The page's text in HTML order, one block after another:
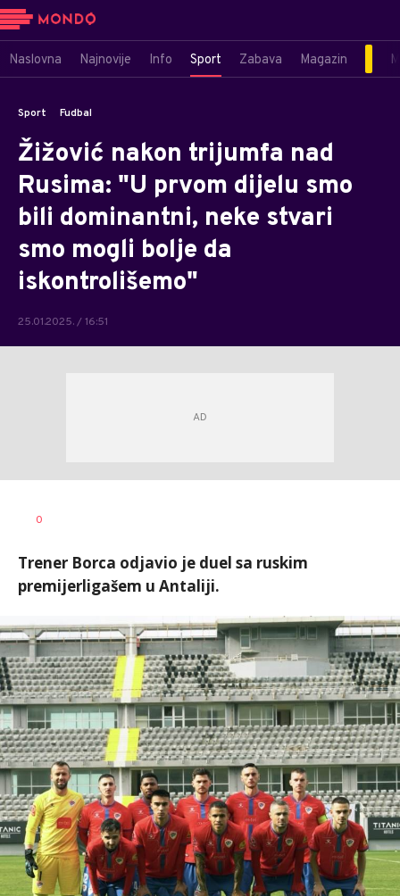
Naslovna Najnovije Info Sport Zabava Magazin
Sport Fudbal
Žižović nakon trijumfa nad
Rusima: "U prvom dijelu smo
bili dominantni, neke stvari
smo mogli bolje da
iskontrolišemo"
25.01.2025. / 16:51
AUTOR
0
Trener Borca odjavio je duel sa ruskim
premijerligašem u Antaliji.